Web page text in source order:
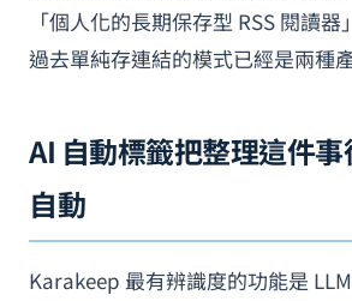
「個人化的長期保存型 RSS 閱讀
過去單純存連結的模式已經是兩種
AI 自動標籤把整理這件
自動
Karakeep 最有辨識度的功能是